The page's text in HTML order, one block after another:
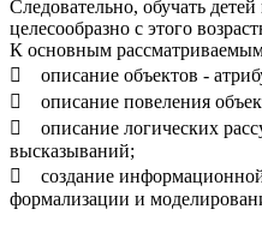
Следовательно, обучать
целесообразно с этого
К основным
 описание объектов -
 описание повеления
 описание логических
высказываний;
 создание
формализации и